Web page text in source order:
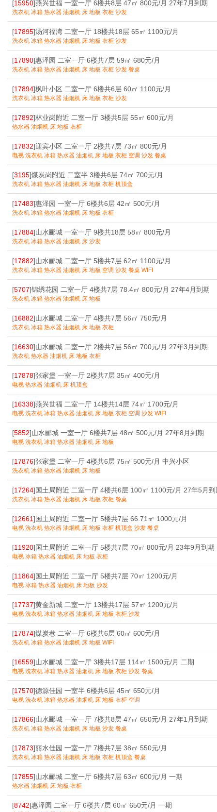
[15950]燕兴世福 一室一厅 6楼共8层 47㎡ 800元/月 27年7月到期
洗衣机 冰箱 热水器 油烟机 床 地板 衣柜 沙发
[17895]汤河福湾 二室一厅 18楼共18层 65㎡ 1100元/月
洗衣机 冰箱 热水器 油烟机 床 地板 衣柜 沙发
[17890]惠泽园 二室一厅 6楼共7层 59㎡ 680元/月
洗衣机 冰箱 热水器 油烟机 床 地板 衣柜 沙发 餐桌
[17894]枫叶小区 二室一厅 6楼共6层 60㎡ 1100元/月
洗衣机 冰箱 热水器 油烟机 床 地板 衣柜 沙发
[17892]林业岗附近 二室一厅 3楼共5层 55㎡ 600元/月
热水器 油烟机 床 地板 衣柜
[17832]迎宾小区 二室一厅 2楼共7层 73㎡ 800元/月
电视 洗衣机 冰箱 热水器 油烟机 床 地板 衣柜 空调 沙发 餐桌
[3195]煤炭岗附近 二室半 3楼共6层 74㎡ 700元/月
洗衣机 冰箱 热水器 油烟机 床 地板 衣柜 机顶盒
[17483]惠泽园 一室一厅 6楼共6层 42㎡ 500元/月
洗衣机 冰箱 热水器 油烟机 床 地板 衣柜
[17884]山水郦城 一室一厅 9楼共18层 58㎡ 800元/月
洗衣机 冰箱 热水器 油烟机 床 沙发
[17882]山水郦城 二室一厅 5楼共7层 62㎡ 1100元/月
洗衣机 冰箱 热水器 油烟机 床 地板 空调 沙发 餐桌 WIFI
[5707]锦绣花园 二室一厅 4楼共7层 78.4㎡ 800元/月 27年4月到期
洗衣机 冰箱 热水器 油烟机 床 地板
[16882]山水郦城 二室一厅 4楼共7层 56㎡ 750元/月
洗衣机 冰箱 热水器 油烟机 床 地板 衣柜
[16630]山水郦城 二室一厅 2楼共7层 56㎡ 700元/月 27年3月到期
洗衣机 热水器 油烟机 床 地板 衣柜
[17878]张家堡 一室一厅 2楼共7层 35㎡ 400元/月
电视 热水器 油烟机 床 机顶盒
[16338]燕兴世福 二室一厅 14楼共14层 74㎡ 1700元/月
电视 洗衣机 冰箱 热水器 油烟机 床 地板 衣柜 空调 沙发 WIFI
[5852]山水郦城 一室一厅 6楼共7层 48㎡ 500元/月 27年8月到期
电视 洗衣机 冰箱 热水器 油烟机 床 地板
[17876]张家堡 二室一厅 4楼共6层 75㎡ 500元/月 中兴小区
洗衣机 冰箱 热水器 油烟机 床 地板
[17264]国土局附近 二室一厅 4楼共6层 100㎡ 1100元/月 27年5月到
洗衣机 冰箱 热水器 油烟机 床 地板 衣柜 餐桌
[12661]国土局附近 二室一厅 5楼共7层 66.71㎡ 1000元/月
电视 洗衣机 热水器 油烟机 床 地板 衣柜 机顶盒 沙发 餐桌
[11920]国土局附近 二室一厅 5楼共7层 70㎡ 800元/月 23年9月到期
电视 冰箱 热水器 油烟机 床 地板 衣柜
[11864]国土局附近 二室一厅 5楼共7层 70㎡ 1200元/月
电视 冰箱 热水器 油烟机 床 地板 沙发
[17737]黄金新城 二室一厅 13楼共17层 57㎡ 1200元/月
电视 洗衣机 冰箱 热水器 油烟机 床 地板 衣柜 沙发
[17874]煤炭巷 二室一厅 6楼共6层 60㎡ 600元/月
洗衣机 冰箱 热水器 油烟机 床 地板 WIFI
[16559]山水郦城 二室一厅 3楼共17层 114㎡ 1500元/月 二期
电视 洗衣机 冰箱 热水器 油烟机 床 地板 衣柜 沙发 餐桌
[17570]德源佳园 一室半 6楼共6层 45㎡ 650元/月
电视 洗衣机 冰箱 热水器 油烟机 床 地板 衣柜 空调
[17866]山水郦城 一室一厅 7楼共8层 47㎡ 650元/月 27年1月到期
洗衣机 冰箱 热水器 油烟机 床 地板 沙发 餐桌
[17873]丽水佳园 一室一厅 7楼共7层 38㎡ 550元/月
洗衣机 冰箱 热水器 油烟机 床 地板 衣柜 机顶盒 餐桌
[17855]山水郦城 二室一厅 6楼共7层 63㎡ 600元/月 一期
热水器 油烟机 床 地板 衣柜
[8742]惠泽园 二室一厅 6楼共7层 60㎡ 650元/月 一期